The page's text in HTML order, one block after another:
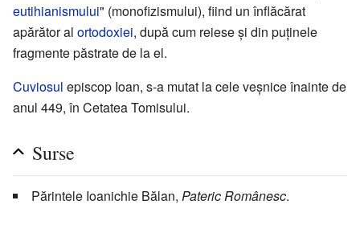
eutihianismului" (monofizismului), fiind un înflăcărat
apărător al ortodoxiei, după cum reiese și din puținele
fragmente păstrate de la el.
Cuviosul episcop Ioan, s-a mutat la cele veşnice înainte de
anul 449, în Cetatea Tomisului.
Surse
Părintele Ioanichie Bălan, Pateric Românesc.